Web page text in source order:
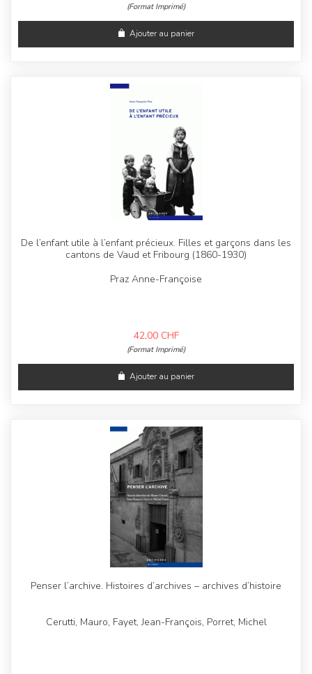
(Format Imprimé)
Ajouter au panier
De l’enfant utile à l’enfant précieux. Filles et garçons dans les
cantons de Vaud et Fribourg (1860-1930)
Praz Anne-Françoise
42,00 CHF
(Format Imprimé)
Ajouter au panier
Penser l’archive. Histoires d’archives – archives d’histoire
Cerutti, Mauro, Fayet, Jean-François, Porret, Michel